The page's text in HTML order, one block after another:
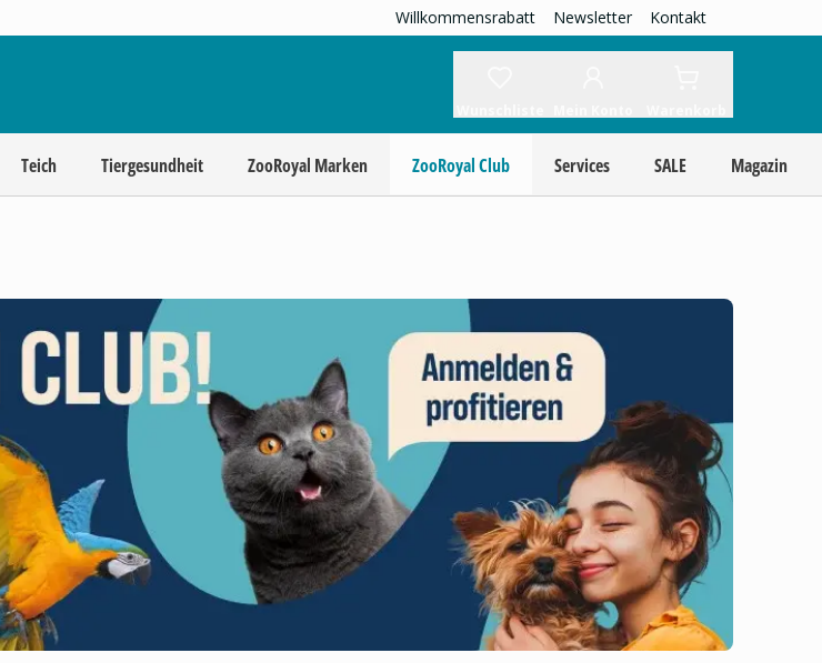
Willkommensrabatt Newsletter Kontakt
Teich Tiergesundheit ZooRoyal Marken ZooRoyal Club Services SALE Magazin